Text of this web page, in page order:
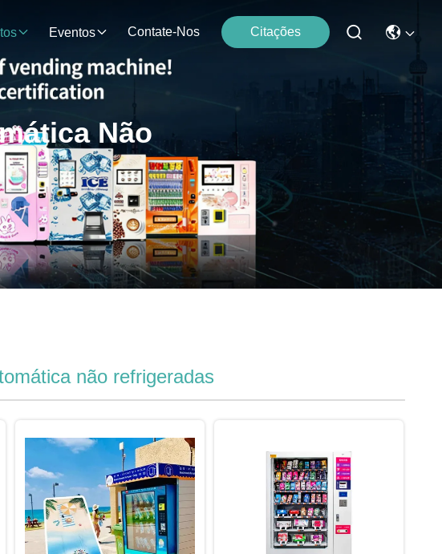
Eventos Contate-Nos Citações
Não
não refrigeradas